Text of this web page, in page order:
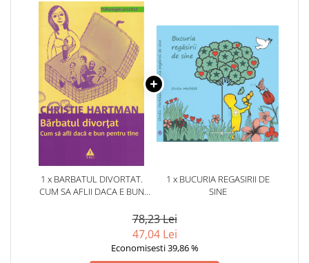
1 x BARBATUL DIVORTAT.
CUM SA AFLII DACA E BUN
1 x BUCURIA REGASIRII DE
SINE
78,23 Lei
47,04 Lei
Economisesti 39,86 %